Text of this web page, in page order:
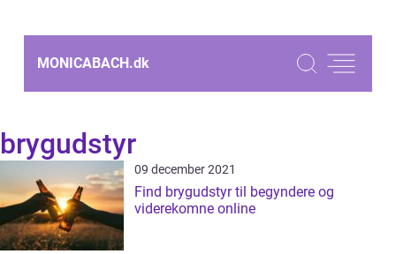
MONICABACH.dk
brygudstyr
09 december 2021
Find brygudstyr til begyndere og
viderekomne online